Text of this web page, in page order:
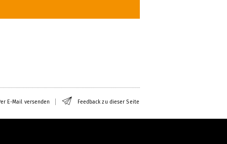
E-Mail versenden Feedback zu dieser Seite